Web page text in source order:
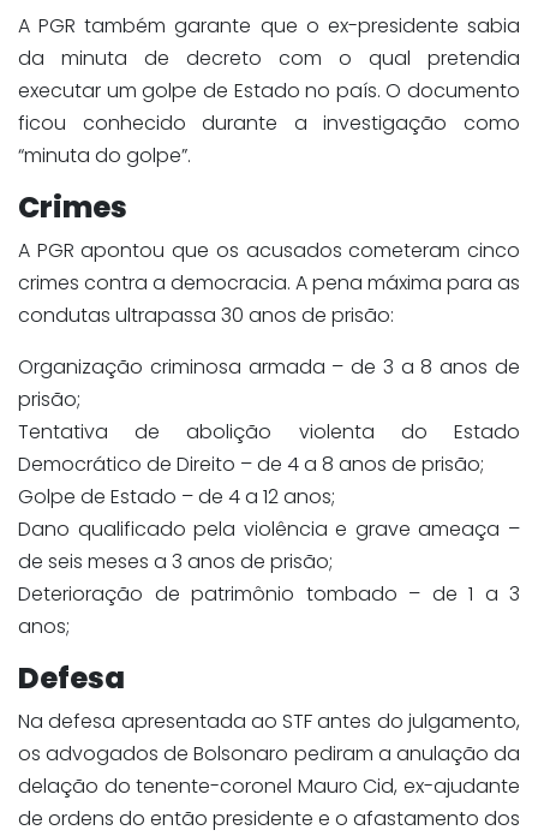
A PGR também garante que o ex-presidente sabia
da minuta de decreto com o qual pretendia
executar um golpe de Estado no país. O documento
ficou conhecido durante a investigação como
“minuta do golpe”.
Crimes
A PGR apontou que os acusados cometeram cinco
crimes contra a democracia. A pena máxima para as
condutas ultrapassa 30 anos de prisão:
Organização criminosa armada – de 3 a 8 anos de
prisão;
Tentativa de abolição violenta do Estado
Democrático de Direito – de 4 a 8 anos de prisão;
Golpe de Estado – de 4 a 12 anos;
Dano qualificado pela violência e grave ameaça –
de seis meses a 3 anos de prisão;
Deterioração de patrimônio tombado – de 1 a 3
anos;
Defesa
Na defesa apresentada ao STF antes do julgamento,
os advogados de Bolsonaro pediram a anulação da
delação do tenente-coronel Mauro Cid, ex-ajudante
de ordens do então presidente e o afastamento dos